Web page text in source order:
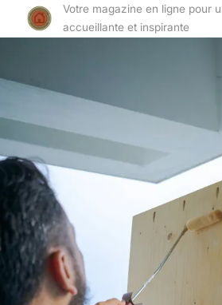
Votre magazine en ligne pour
accueillante et inspirante